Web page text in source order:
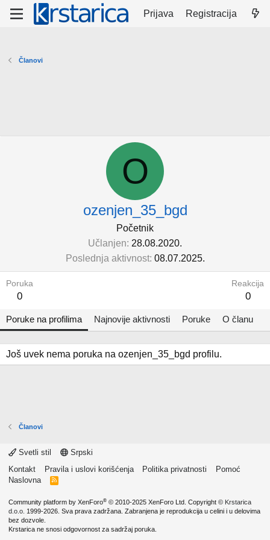
Prijava Registracija
Članovi
O
ozenjen_35_bgd
Početnik
Učlanjen 28.08.2020.
Poslednja aktivnost 08.07.2025.
Poruka
0
Reakcija
0
Poruke na profilima Najnovije aktivnosti Poruke O članu
Još uvek nema poruka na ozenjen_35_bgd profilu.
Članovi
Svetli stil
Srpski
Kontakt
Pravila i uslovi korišćenja Politika privatnosti
Pomoć
Naslovna
R
Community platform by XenForo® © 2010-2025 XenForo Ltd. Copyright © Krstarica
d.o.o. 1999-2026. Sva prava zadržana. Zabranjena je reprodukcija u celini i u delovima
bez dozvole.
Krstarica ne snosi odgovornost za sadržaj poruka.